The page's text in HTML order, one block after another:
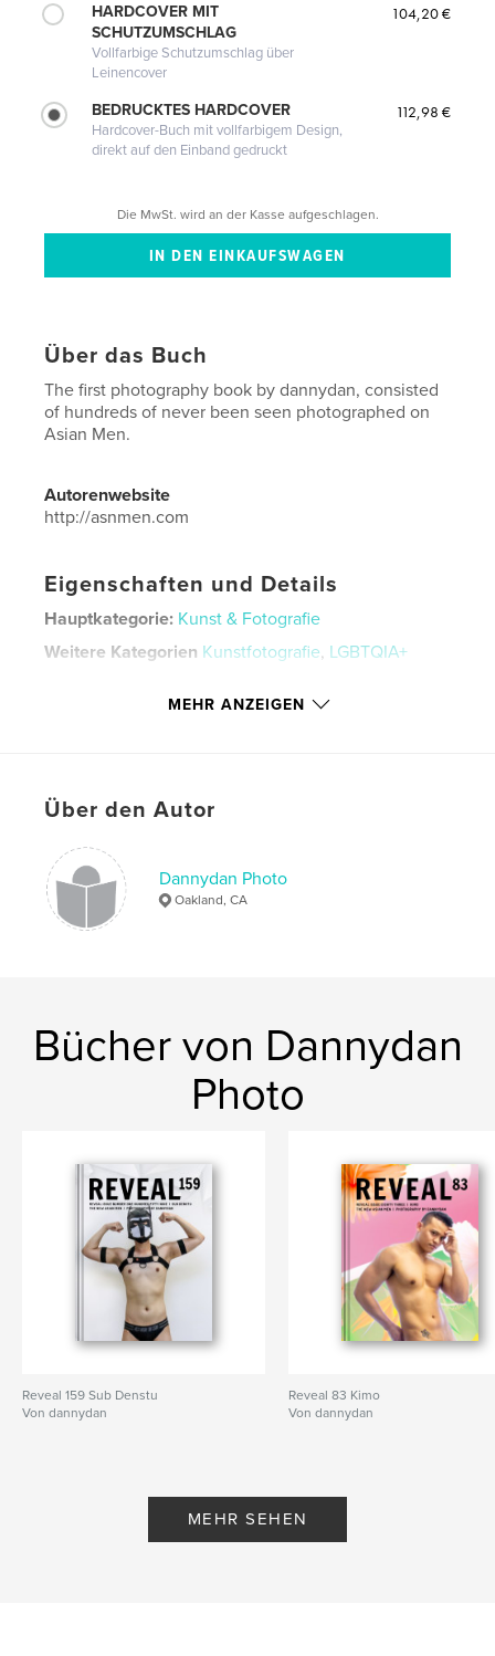
HARDCOVER MIT
SCHUTZUMSCHLAG
Vollfarbige Schutzumschlag über
Leinencover
104,20 €
BEDRUCKTES HARDCOVER
Hardcover-Buch mit vollfarbigem Design,
direkt auf den Einband gedruckt
112,98 €
Die MwSt. wird an der Kasse aufgeschlagen.
Über das Buch
The first photography book by dannydan, consisted
of hundreds of never been seen photographed on
Asian Men.
Autorenwebsite
http://asnmen.com
Eigenschaften und Details
Hauptkategorie: Kunst & Fotografie
Weitere Kategorien Kunstfotografie, LGBTQIA+
120
Veröffentlichungsdatum:
Schlüsselwörter
, nude , gay
MEHR ANZEIGEN
Über den Autor
Dannydan Photo
Oakland, CA
Bücher von Dannydan
Photo
Reveal 159 Sub Denstu
Von dannydan
Reveal 83 Kimo
Von dannydan
MEHR SEHEN